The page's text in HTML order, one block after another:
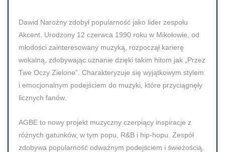
Dawid Narożny zdobył popularność jako lider zespołu
Akcent. Urodzony 12 czerwca 1990 roku w Mikołowie, od
młodości zainteresowany muzyką, rozpoczął karierę
wokalną, zdobywając uznanie dzięki takim hitom jak „Przez
Twe Oczy Zielone”. Charakteryzuje się wyjątkowym stylem
i emocjonalnym podejściem do muzyki, które przyciągnęły
licznych fanów.
AGBE to nowy projekt muzyczny czerpiący inspiracje z
różnych gatunków, w tym popu, R&B i hip-hopu. Zespół
zdobywa popularność odważnym podejściem i świeżością,